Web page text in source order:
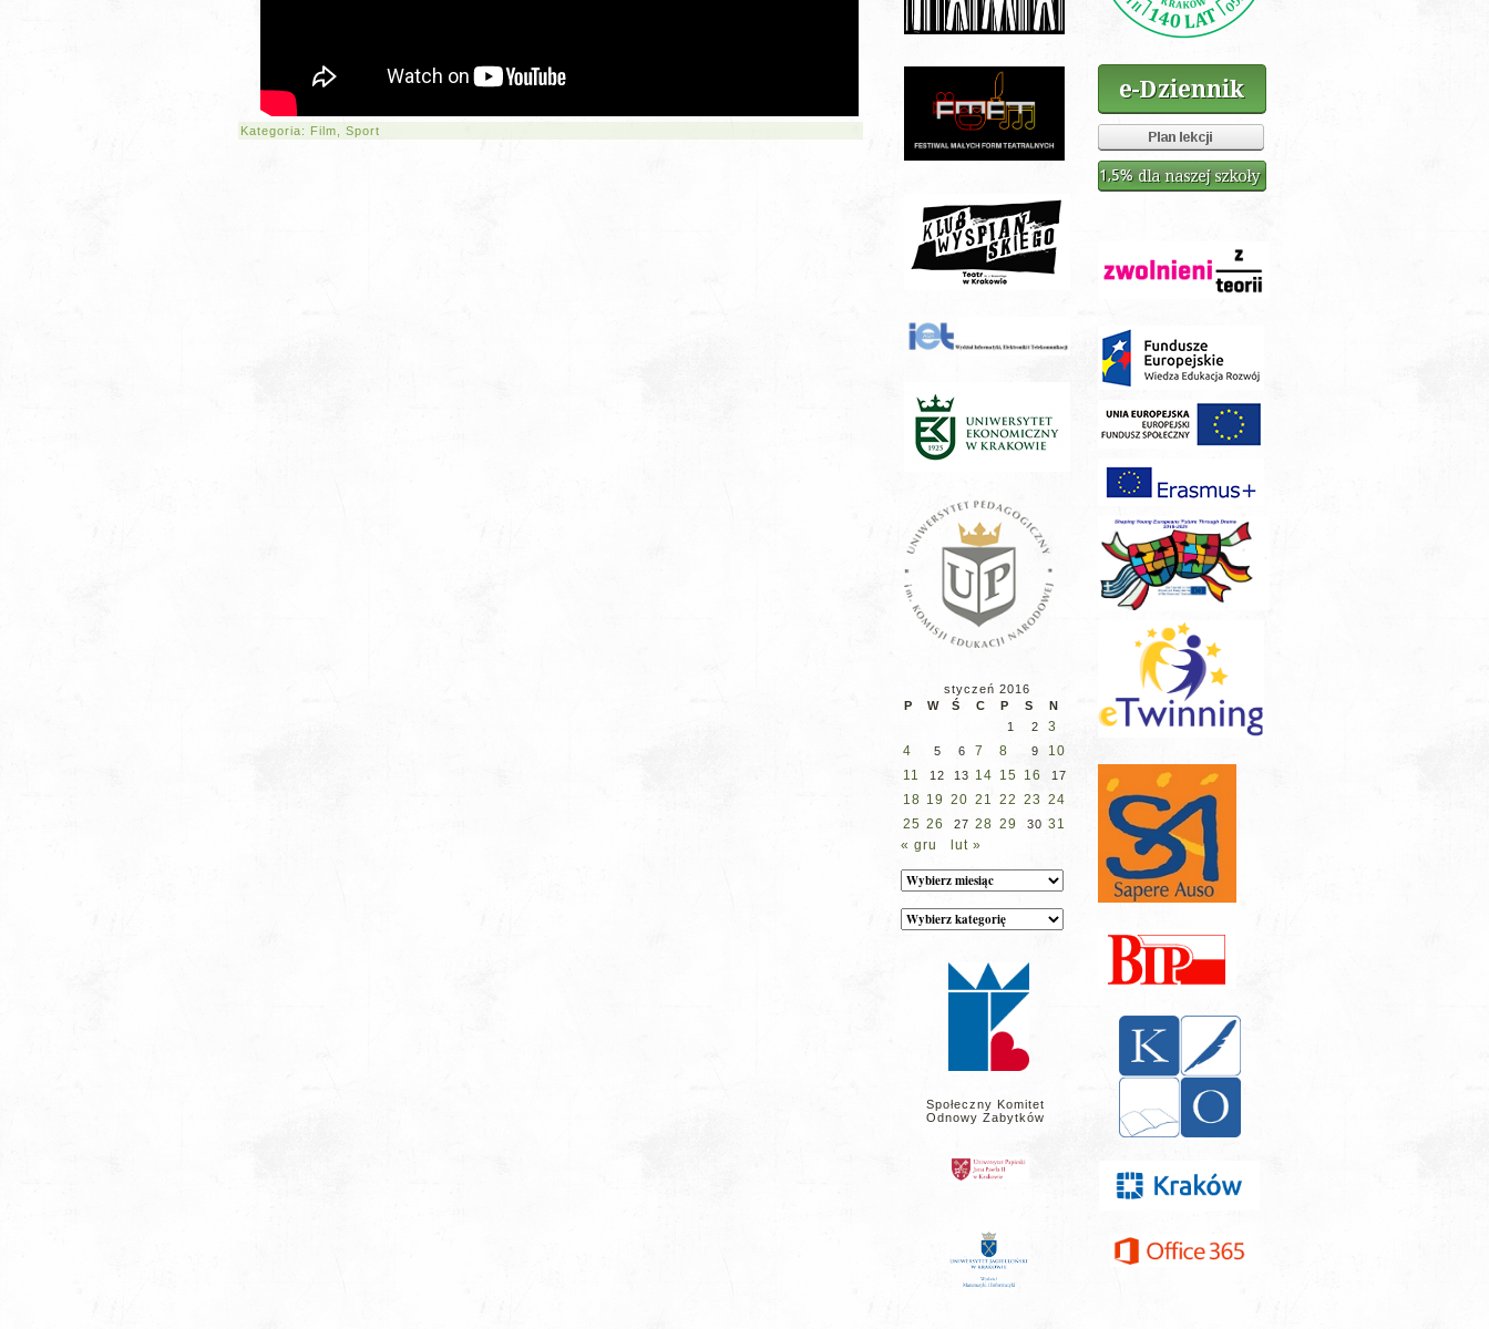
Kategoria: Film Sport
styczeń 2016
P
W Ś C P S
N
1
2
3
4
5 6 7 8 9
10
11
12 13 14 15 16 17
18 19 20 21 22 23 24
25 26 27 28 29 30 31
« gru
lut »
Archiwum
Kategorie
wpisów
Społeczny Komitet
Odnowy Zabytków